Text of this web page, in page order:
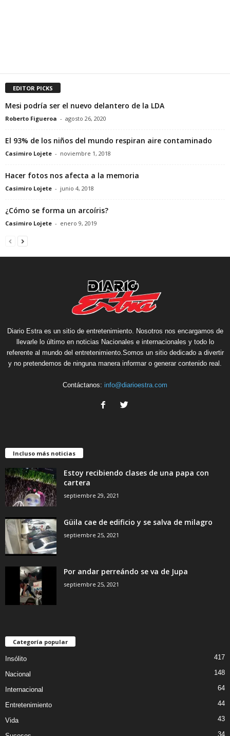
EDITOR PICKS
Mesi podría ser el nuevo delantero de la LDA
Roberto Figueroa - agosto 26, 2020
El 93% de los niños del mundo respiran aire contaminado
Casimiro Lojete - noviembre 1, 2018
Hacer fotos nos afecta a la memoria
Casimiro Lojete - junio 4, 2018
¿Cómo se forma un arcoíris?
Casimiro Lojete - enero 9, 2019
Diario Estra es un sitio de entretenimiento. Nosotros nos encargamos de
llevarle lo último en noticias Nacionales e internacionales y todo lo
referente al mundo del entretenimiento.Somos un sitio dedicado a divertir
y no pretendemos de ninguna manera informar o generar contenido real.
Contáctanos: info@diarioestra.com
Incluso más noticias
Estoy recibiendo clases de una papa con
cartera
septiembre 29, 2021
Güila cae de edificio y se salva de milagro
septiembre 25, 2021
Por andar perreándo se va de Jupa
septiembre 25, 2021
Categoría popular
Insólito 417
Nacional 148
Internacional 64
Entretenimiento 44
Vida 43
34